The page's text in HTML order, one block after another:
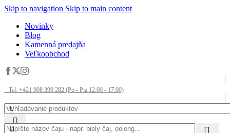
Skip to navigation Skip to main content
Novinky
Blog
Kamenná predajňa
Veľkoobchod
Tel: +421 908 399 282 (Po - Pia 12:00 - 17:00)